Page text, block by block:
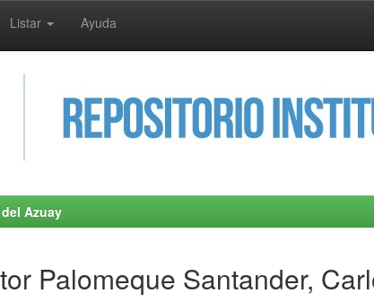
Listar Ayuda
Azuay
Palomeque Santander,